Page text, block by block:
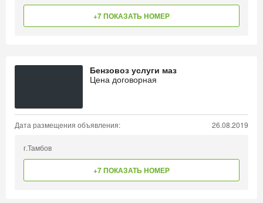
+7 ПОКАЗАТЬ НОМЕР
Бензовоз услуги маз
Цена договорная
Дата размещения объявления: 26.08.2019
г.Тамбов
+7 ПОКАЗАТЬ НОМЕР